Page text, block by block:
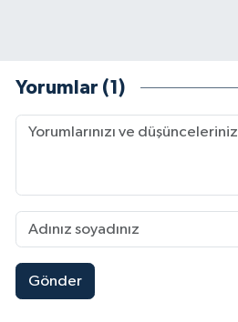
Yorumlar (1)
Gönder